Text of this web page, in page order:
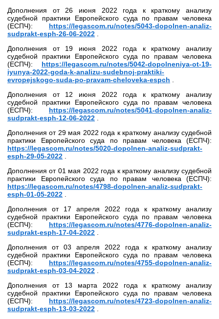
Дополнения от 26 июня 2022 года к краткому анализу
судебной практики Европейского суда по правам человека
(ЕСПЧ): https://legascom.ru/notes/5043-dopolnen-analiz-
sudprakt-esph-26-06-2022
Дополнения от 19 июня 2022 года к краткому анализу
судебной практики Европейского суда по правам человека
(ЕСПЧ): https://legascom.ru/notes/5042-dopolneniya-ot-19-
iyunya-2022-goda-k-analizu-sudebnoj-praktiki-
evropejskogo-suda-po-pravam-cheloveka-espch
Дополнения от 12 июня 2022 года к краткому анализу
судебной практики Европейского суда по правам человека
(ЕСПЧ): https://legascom.ru/notes/5041-dopolnen-analiz-
sudprakt-esph-12-06-2022
Дополнения от 29 мая 2022 года к краткому анализу судебной
практики Европейского суда по правам человека (ЕСПЧ):
https://legascom.ru/notes/5020-dopolnen-analiz-sudprakt-
esph-29-05-2022
Дополнения от 01 мая 2022 года к краткому анализу судебной
практики Европейского суда по правам человека (ЕСПЧ):
https://legascom.ru/notes/4798-dopolnen-analiz-sudprakt-
esph-01-05-2022
Дополнения от 17 апреля 2022 года к краткому анализу
судебной практики Европейского суда по правам человека
(ЕСПЧ): https://legascom.ru/notes/4776-dopolnen-analiz-
sudprakt-esph-17-04-2022
Дополнения от 03 апреля 2022 года к краткому анализу
судебной практики Европейского суда по правам человека
(ЕСПЧ): https://legascom.ru/notes/4755-dopolnen-analiz-
sudprakt-esph-03-04-2022
Дополнения от 13 марта 2022 года к краткому анализу
судебной практики Европейского суда по правам человека
(ЕСПЧ): https://legascom.ru/notes/4723-dopolnen-analiz-
sudprakt-esph-13-03-2022